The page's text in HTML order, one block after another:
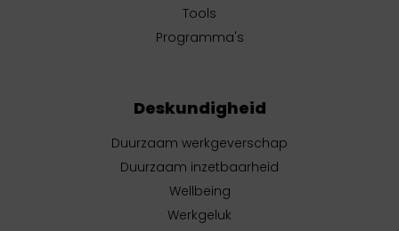
Tools
Programma's
Deskundigheid
Duurzaam werkgeverschap
Duurzaam inzetbaarheid
Wellbeing
Werkgeluk